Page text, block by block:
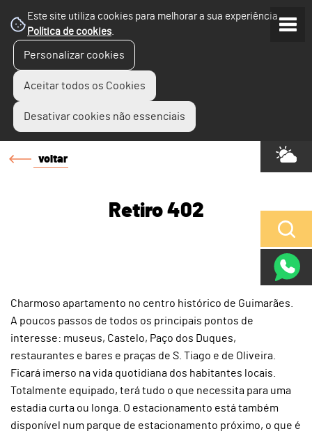
Este site utiliza cookies para melhorar a sua experiência.
Política de cookies.
Personalizar cookies
Aceitar todos os Cookies
Desativar cookies não essenciais
voltar
Retiro 402
Charmoso apartamento no centro histórico de Guimarães.
A poucos passos de todos os principais pontos de
interesse: museus, Castelo, Paço dos Duques,
restaurantes e bares e praças de S. Tiago e de Oliveira.
Ficará imerso na vida quotidiana dos habitantes locais.
Totalmente equipado, terá tudo o que necessita para uma
estadia curta ou longa. O estacionamento está também
disponível num parque de estacionamento próximo, o que é